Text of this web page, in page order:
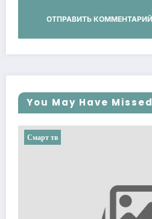
You May Have Missed
Смарт тв